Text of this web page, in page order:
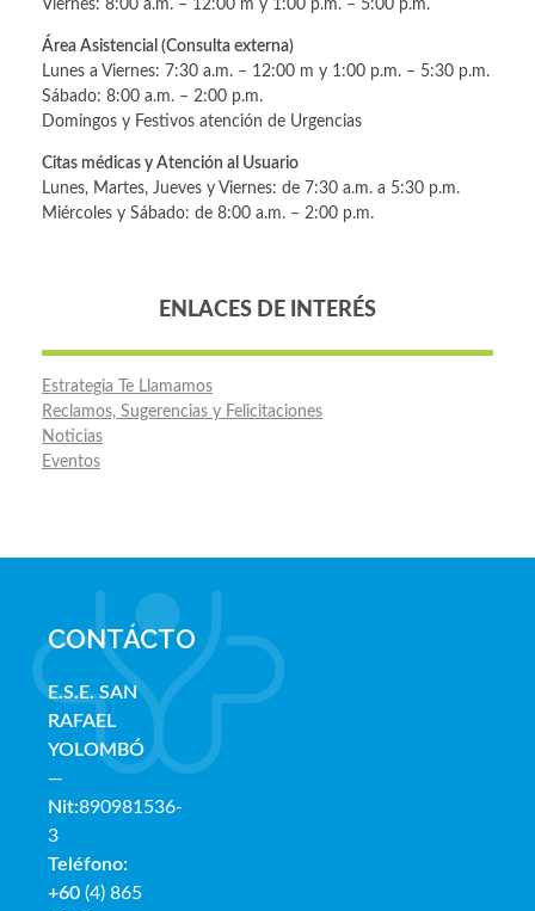
Viernes: 8:00 a.m. – 12:00 m y 1:00 p.m. – 5:00 p.m.
Área Asistencial (Consulta externa)
Lunes a Viernes: 7:30 a.m. – 12:00 m y 1:00 p.m. – 5:30 p.m.
Sábado: 8:00 a.m. – 2:00 p.m.
Domingos y Festivos atención de Urgencias
Citas médicas y Atención al Usuario
Lunes, Martes, Jueves y Viernes: de 7:30 a.m. a 5:30 p.m.
Miércoles y Sábado: de 8:00 a.m. – 2:00 p.m.
ENLACES DE INTERÉS
Estrategia Te Llamamos
Reclamos, Sugerencias y Felicitaciones
Noticias
Eventos
CONTÁCTO
E.S.E. SAN
RAFAEL
YOLOMBÓ
—
Nit:890981536-
3
Teléfono:
+60 (4) 865